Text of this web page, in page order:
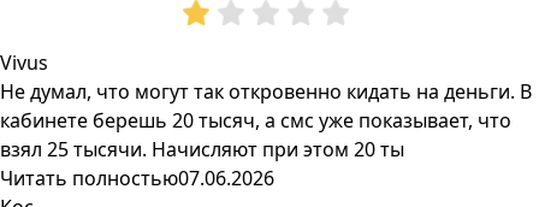
Vivus
Не думал, что могут так откровенно кидать на деньги. В
кабинете берешь 20 тысяч, а смс уже показывает, что
взял 25 тысячи. Начисляют при этом 20 ты
Читать полностью07.06.2026